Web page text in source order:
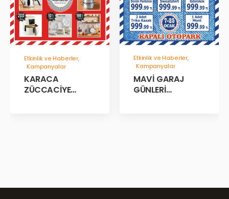
Etkinlik ve Haberler,
Kampanyalar
KARACA
ZÜCCACİYE
Etkinlik ve Haberler,
Kampanyalar
MAVİ GARAJ
GÜNLERİ